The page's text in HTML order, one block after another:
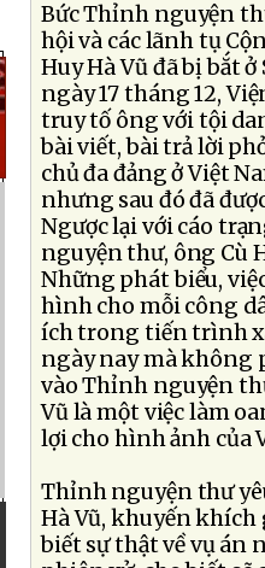
Bức Thỉnh nguyện
hội và các lãnh tụ
Huy Hà Vũ đã bị bắt
ngày 17 tháng 12,
truy tố ông với tội
bài viết, bài trả lời
chủ đa đảng ở Việt
nhưng sau đó đã
Ngược lại với cáo
nguyện thư, ông Cù
Những phát biểu,
hình cho mỗi công
ích trong tiến trình
ngày nay mà không
vào Thỉnh nguyện
Vũ là một việc làm
lợi cho hình ảnh của
Thỉnh nguyện thư
Hà Vũ, khuyến
biết sự thật về vụ án